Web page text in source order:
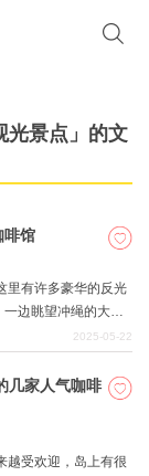
光景点」的文
啡馆
里有许多豪华的反光
边眺望冲绳的大
欣赏到海景的咖啡
2025-05-22
几家人气咖啡
越受欢迎，岛上有很